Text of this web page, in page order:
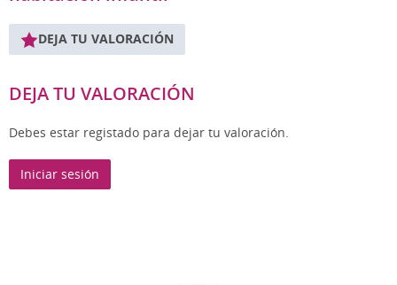
DEJA TU VALORACIÓN
DEJA TU VALORACIÓN
Debes estar registado para dejar tu valoración.
Iniciar sesión